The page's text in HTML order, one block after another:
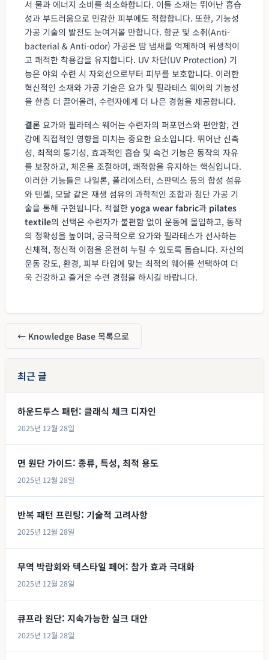
서 물과 에너지 소비를 최소화합니다. 이들 소재는 뛰어난 흡습
성과 부드러움으로 민감한 피부에도 적합합니다. 또한, 기능성
가공 기술의 발전도 눈여겨볼 만합니다. 항균 및 소취(Anti-
bacterial & Anti-odor) 가공은 땀 냄새를 억제하여 위생적이
고 쾌적한 착용감을 유지합니다. UV 차단(UV Protection) 기
능은 야외 수련 시 자외선으로부터 피부를 보호합니다. 이러한
혁신적인 소재와 가공 기술은 요가 및 필라테스 웨어의 기능성
을 한층 더 끌어올려, 수련자에게 더 나은 경험을 제공합니다.
결론 요가와 필라테스 웨어는 수련자의 퍼포먼스와 편안함, 건
강에 직접적인 영향을 미치는 중요한 요소입니다. 뛰어난 신축
성, 최적의 통기성, 효과적인 흡습 및 속건 기능은 동작의 자유
를 보장하고, 체온을 조절하며, 쾌적함을 유지하는 핵심입니다.
이러한 기능들은 나일론, 폴리에스터, 스판덱스 등의 합성 섬유
와 텐셀, 모달 같은 재생 섬유의 과학적인 조합과 첨단 가공 기
술을 통해 구현됩니다. 적절한 yoga wear fabric과 pilates
textile의 선택은 수련자가 불편함 없이 운동에 몰입하고, 동작
의 정확성을 높이며, 궁극적으로 요가와 필라테스가 선사하는
신체적, 정신적 이점을 온전히 누릴 수 있도록 돕습니다. 자신의
운동 강도, 환경, 피부 타입에 맞는 최적의 웨어를 선택하여 더
욱 건강하고 즐거운 수련 경험을 하시길 바랍니다.
← Knowledge Base 목록으로
최근 글
하운드투스 패턴: 클래식 체크 디자인
2025년 12월 28일
면 원단 가이드: 종류, 특성, 최적 용도
2025년 12월 28일
반복 패턴 프린팅: 기술적 고려사항
2025년 12월 28일
무역 박람회와 텍스타일 페어: 참가 효과 극대화
2025년 12월 28일
큐프라 원단: 지속가능한 실크 대안
2025년 12월 28일